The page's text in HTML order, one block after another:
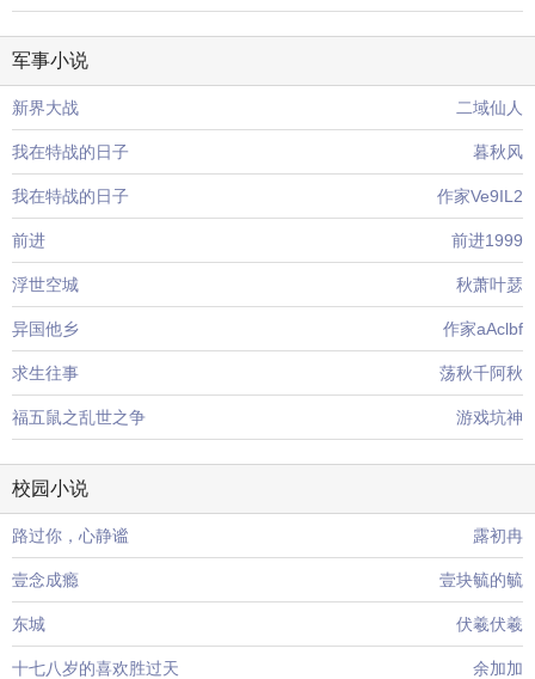
军事小说
新界大战 二域仙人
我在特战的日子 暮秋风
我在特战的日子 作家Ve9IL2
前进 前进1999
浮世空城 秋萧叶瑟
异国他乡 作家aAclbf
求生往事 荡秋千阿秋
福五鼠之乱世之争 游戏坑神
校园小说
路过你，心静谧 露初冉
壹念成瘾 壹块毓的毓
东城 伏羲伏羲
十七八岁的喜欢胜过天 余加加